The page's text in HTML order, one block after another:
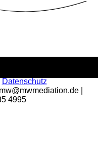
Datenschutz
|
4995